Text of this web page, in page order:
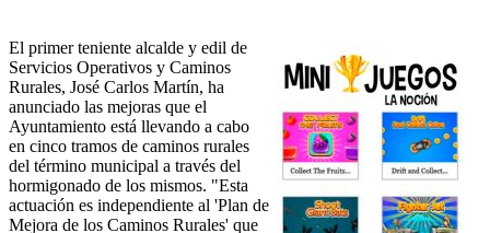
El primer teniente alcalde y edil de
Servicios Operativos y Caminos
Rurales, José Carlos Martín, ha
anunciado las mejoras que el
Ayuntamiento está llevando a cabo
en cinco tramos de caminos rurales
del término municipal a través del
hormigonado de los mismos. "Esta
actuación es independiente al 'Plan de
Mejora de los Caminos Rurales' que